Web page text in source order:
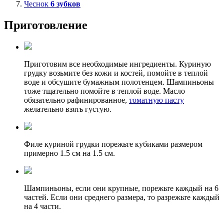
Чеснок 6 зубков
Приготовление
Приготовим все необходимые ингредиенты. Куриную
грудку возьмите без кожи и костей, помойте в теплой
воде и обсушите бумажным полотенцем. Шампиньоны
тоже тщательно помойте в теплой воде. Масло
обязательно рафинированное, томатную пасту
желательно взять густую.
Филе куриной грудки порежьте кубиками размером
примерно 1.5 см на 1.5 см.
Шампиньоны, если они крупные, порежьте каждый на 6
частей. Если они среднего размера, то разрежьте каждый
на 4 части.